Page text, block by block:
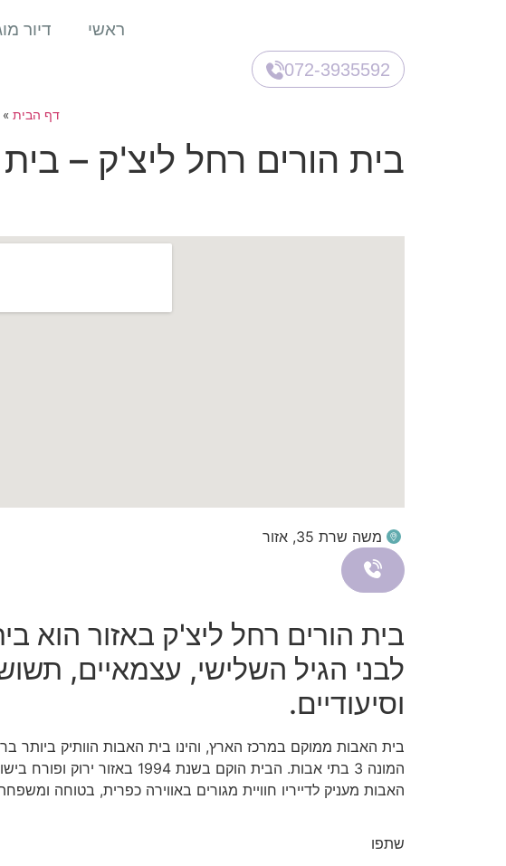
ראשי דיור
072-3935592
דף הבית »
בית הורים רחל ליצ'ק –
משה שרת 35, אזור
בית הורים רחל ליצ'ק באזור הוא
לבני הגיל השלישי, עצמאיים,
וסיעודיים.
בית האבות ממוקם במרכז הארץ, והינו בית האבות הוותיק ביותר
המונה 3 בתי אבות. הבית הוקם בשנת 1994 באזור
האבות מעניק לדייריו חוויית מגורים באווירה כפרית, בטוחה
שתפו